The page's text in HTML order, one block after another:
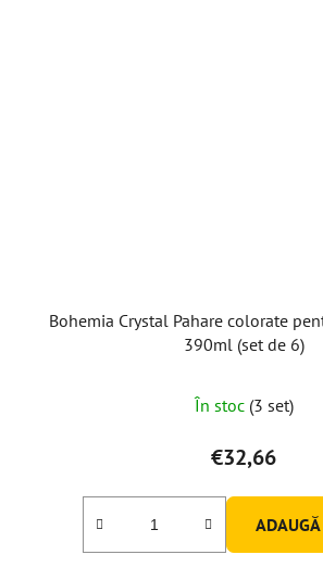
Bohemia Crystal Pahare colorate
390ml (set de 6)
medie
a
produsului
este
5,0
În stoc (3 set)
€32,66